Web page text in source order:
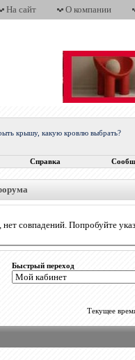
На сайт О компании
крышу, какую кровлю выбрать?
Справка
нет совпадений. Попробуйте
Быстрый переход
Текущее